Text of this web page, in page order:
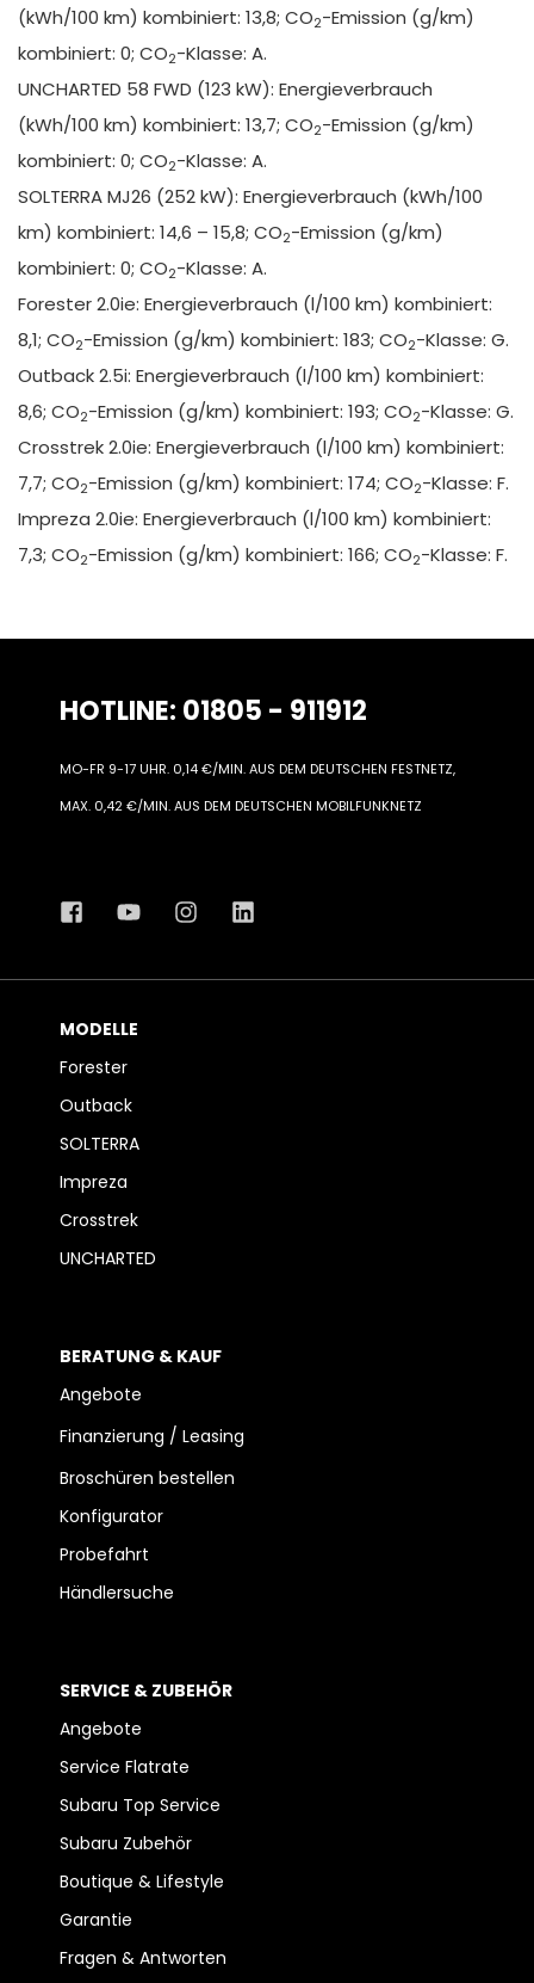
(kWh/100 km) kombiniert: 13,8; CO2-Emission (g/km)
kombiniert: 0; CO2-Klasse: A.
UNCHARTED 58 FWD (123 kW): Energieverbrauch
(kWh/100 km) kombiniert: 13,7; CO2-Emission (g/km)
kombiniert: 0; CO2-Klasse: A.
SOLTERRA MJ26 (252 kW): Energieverbrauch (kWh/100
km) kombiniert: 14,6 – 15,8; CO2-Emission (g/km)
kombiniert: 0; CO2-Klasse: A.
Forester 2.0ie: Energieverbrauch (l/100 km) kombiniert:
8,1; CO2-Emission (g/km) kombiniert: 183; CO2-Klasse: G.
Outback 2.5i: Energieverbrauch (l/100 km) kombiniert:
8,6; CO2-Emission (g/km) kombiniert: 193; CO2-Klasse: G.
Crosstrek 2.0ie: Energieverbrauch (l/100 km) kombiniert:
7,7; CO2-Emission (g/km) kombiniert: 174; CO2-Klasse: F.
Impreza 2.0ie: Energieverbrauch (l/100 km) kombiniert:
7,3; CO2-Emission (g/km) kombiniert: 166; CO2-Klasse: F.
HOTLINE: 01805 - 911912
MO-FR 9-17 UHR. 0,14 €/MIN. AUS DEM DEUTSCHEN FESTNETZ,
MAX. 0,42 €/MIN. AUS DEM DEUTSCHEN MOBILFUNKNETZ
MODELLE
Forester
Outback
SOLTERRA
Impreza
Crosstrek
UNCHARTED
BERATUNG & KAUF
Angebote
Finanzierung / Leasing
Broschüren bestellen
Konfigurator
Probefahrt
Händlersuche
SERVICE & ZUBEHÖR
Angebote
Service Flatrate
Subaru Top Service
Subaru Zubehör
Boutique & Lifestyle
Garantie
Fragen & Antworten